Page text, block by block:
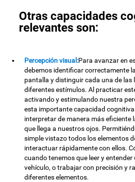
Otras capacidades
relevantes son:
Percepción visual:Para avanzar en
debemos identificar correctamente
pantalla y distinguir cada una de las
diferentes estímulos. Al practicar
activando y estimulando nuestra
esta importante capacidad
interpretar de manera más eficiente
que llega a nuestros ojos.
simple vistazo todos los elementos
interactuar rápidamente con ellos.
cuando tenemos que leer y
vehículo, o trabajar con precisión y
diferentes elementos.